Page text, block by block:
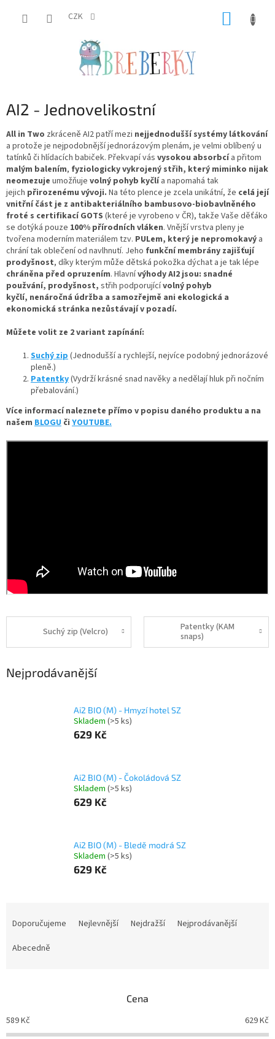
CZK
AI2 - Jednovelikostní
All in Two zkráceně AI2 patří mezi nejjednodušší systémy látkování
a protože je nejpodobnější jednorázovým plenám, je velmi oblíbený u
tatínků či hlídacích babiček. Překvapí vás vysokou absorbcía přitom
malým balením, fyziologicky vykrojený střih, který miminko nijak
neomezuje umožňuje volný pohyb kyčlía napomahá tak
jejich přirozenému vývoji. Na této plence je zcela unikátní, že celá její
vnitřní část je z antibakteriálního bambusovo-biobavlněného
froté s certifikací GOTS (které je vyrobeno v ČR), takže Vaše děťáko
se dotýká pouze 100% přírodních vláken. Vnější vrstva pleny je
tvořena moderním materiálem tzv. PULem, který je nepromokavý a
chrání tak oblečení od navlhnutí. Jeho funkční membrány zajišťují
prodyšnost, díky kterým může dětská pokožka dýchat a je tak lépe
chráněna před opruzením. Hlavnívýhody AI2 jsou: snadné
použvání, prodyšnost, střih podporujícívolný pohyb
kyčlí, nenáročná údržba a samozřejmě ani ekologická a
ekonomická stránka nezůstávají v pozadí.
Můžete volit ze 2 variant zapínání:
Suchý zip (Jednodušší a rychlejší, nejvíce podobný jednorázové
pleně.)
Patentky(Vydrží krásné snad navěky a nedělají hluk při nočním
přebalování.)
Více informací naleznete přímo v popisu daného produktu a na
našem BLOGU či YOUTUBE.
Suchý zip (Velcro)
Patentky (KAM
snaps)
Nejprodávanější
Ai2 BIO (M) - Hmyzí hotel SZ
Skladem (>5 ks)
629 Kč
Ai2 BIO (M) - Čokoládová SZ
Skladem (>5 ks)
629 Kč
Ai2 BIO (M) - Bledě modrá SZ
Skladem (>5 ks)
629 Kč
o
d
Doporučujeme Nejlevnější Nejdražší
Nejprodávanější
Abecedně
Cena
589Kč 629Kč